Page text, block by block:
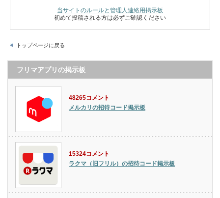
当サイトのルールと管理人連絡用掲示板
初めて投稿される方は必ずご確認ください
トップページに戻る
フリマアプリの掲示板
48265コメント
メルカリの招待コード掲示板
15324コメント
ラクマ（旧フリル）の招待コード掲示板